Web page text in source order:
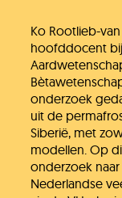
Ko Rootlieb-
hoofddocent
onderzoek
uit de
Siberië, met
modellen. Op
onderzoek
Nederlandse